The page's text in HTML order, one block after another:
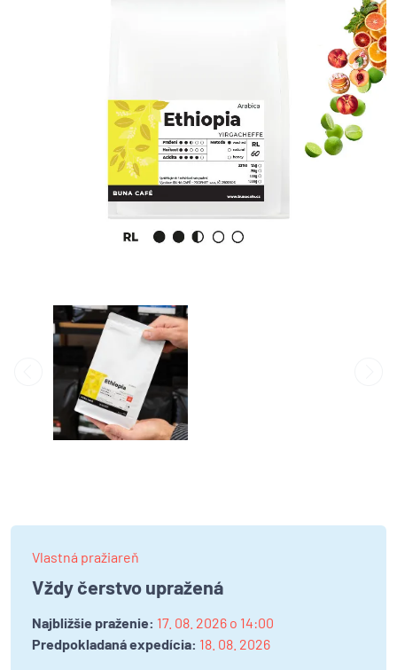
Vlastná pražiareň
Vždy čerstvo upražená
Najbližšie praženie: 17. 08. 2026 o 14:00
Predpokladaná expedícia: 18. 08. 2026